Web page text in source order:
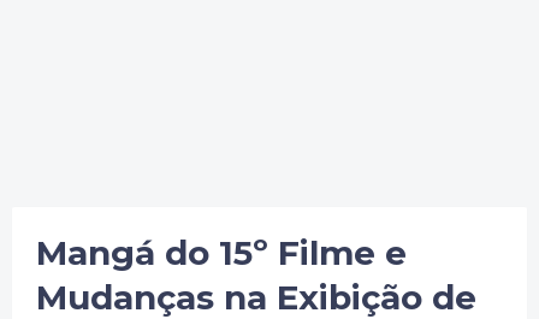
Mangá do 15º Filme e
Mudanças na Exibição de